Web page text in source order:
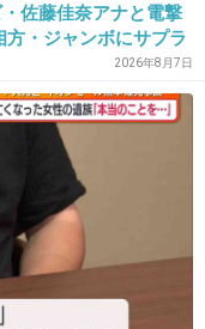
ね
て感じだもんな
佐藤佳奈アナと電撃
方・ジャンボにサプラ
2026年8月7日